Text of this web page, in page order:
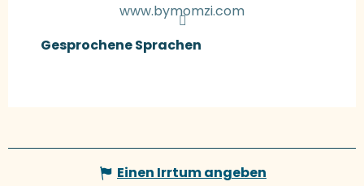
www.bymomzi.com
Gesprochene Sprachen
Gesprochene Sprachen
Einen Irrtum angeben